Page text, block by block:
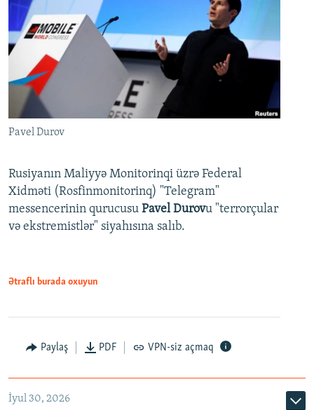
Pavel Durov
Rusiyanın Maliyyə Monitorinqi üzrə Federal
Xidməti (Rosfinmonitorinq) "Telegram"
messencerinin qurucusu Pavel Durovu "terrorçular
və ekstremistlər" siyahısına salıb.
Ətraflı burada oxuyun
Paylaş PDF VPN-siz açmaq
İyul 30, 2026